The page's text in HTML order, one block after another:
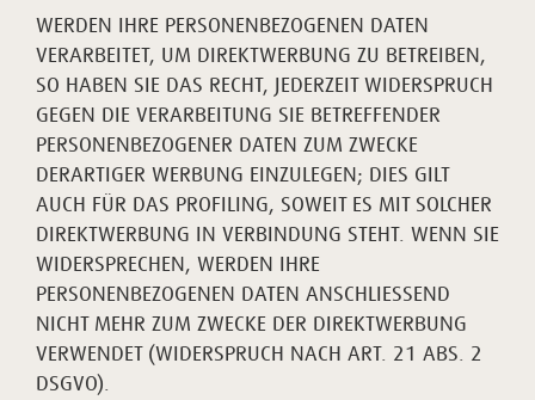
WERDEN IHRE PERSONENBEZOGENEN DATEN
VERARBEITET, UM DIREKTWERBUNG ZU BETREIBEN,
SO HABEN SIE DAS RECHT, JEDERZEIT WIDERSPRUCH
GEGEN DIE VERARBEITUNG SIE BETREFFENDER
PERSONENBEZOGENER DATEN ZUM ZWECKE
DERARTIGER WERBUNG EINZULEGEN; DIES GILT
AUCH FÜR DAS PROFILING, SOWEIT ES MIT SOLCHER
DIREKTWERBUNG IN VERBINDUNG STEHT. WENN SIE
WIDERSPRECHEN, WERDEN IHRE
PERSONENBEZOGENEN DATEN ANSCHLIESSEND
NICHT MEHR ZUM ZWECKE DER DIREKTWERBUNG
VERWENDET (WIDERSPRUCH NACH ART. 21 ABS. 2
DSGVO).